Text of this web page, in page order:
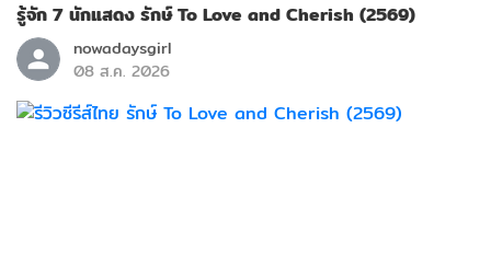
รู้จัก 7 นักแสดง รักษ์ To Love and Cherish (2569)
nowadaysgirl
08 ส.ค. 2026